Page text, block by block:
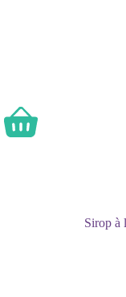
Panier
Sirop à